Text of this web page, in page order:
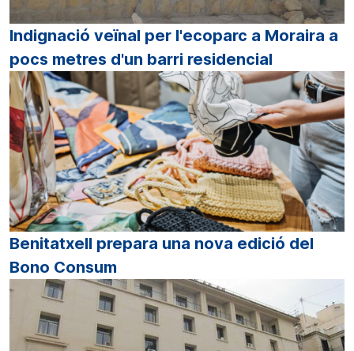
Indignació veïnal per l'ecoparc a Moraira a
pocs metres d'un barri residencial
Benitatxell prepara una nova edició del
Bono Consum